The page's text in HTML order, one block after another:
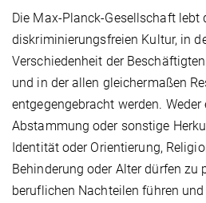
Die Max-Planck-Gesellschaft lebt
diskriminierungsfreien Kultur, in
Verschiedenheit der
und in der allen gleichermaßen
entgegengebracht werden.
Abstammung oder sonstige
Identität oder Orientierung,
Behinderung oder Alter dürfen zu
beruflichen Nachteilen führen